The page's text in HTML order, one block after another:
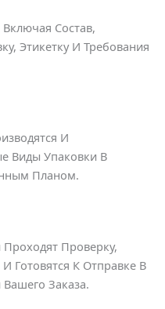
Состав,
Этикетку И Требования
И
Виды Упаковки В
Планом.
Проверку,
Готовятся К Отправке В
Заказа.